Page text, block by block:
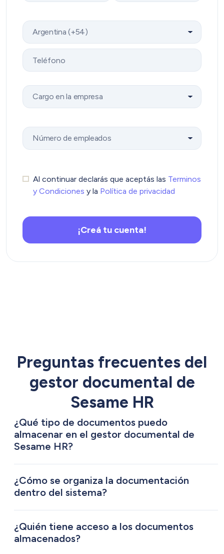
Al continuar declarás que aceptás las Terminos
y Condiciones y la Política de privacidad
¡Creá tu cuenta!
Preguntas frecuentes del
gestor documental de
Sesame HR
¿Qué tipo de documentos puedo
almacenar en el gestor documental de
Sesame HR?
Podés almacenar contratos laborales,
nóminas, justificantes médicos, certificados,
facturas, tickets de gastos y cualquier otro
Recursos Humanos.
¿Cómo se organiza la documentación
dentro del sistema?
La documentación se organiza en carpetas
por empleado y por tipo de documento,
facilitando su clasificación y acceso.
¿Quién tiene acceso a los documentos
almacenados?